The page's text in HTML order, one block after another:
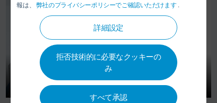
報は、 弊社のプライバシーポリシーでご確認いただけます .
詳細設定
拒否技術的に必要なクッキーの
み
すべて承認